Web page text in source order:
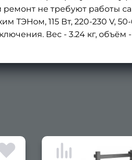
не требуют работы
115 Вт, 220-230 V, 50-
Вес - 3.24 кг, объём -